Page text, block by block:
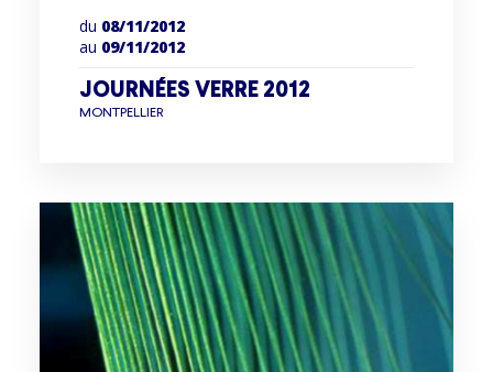
du 08/11/2012
au 09/11/2012
JOURNÉES VERRE 2012
MONTPELLIER